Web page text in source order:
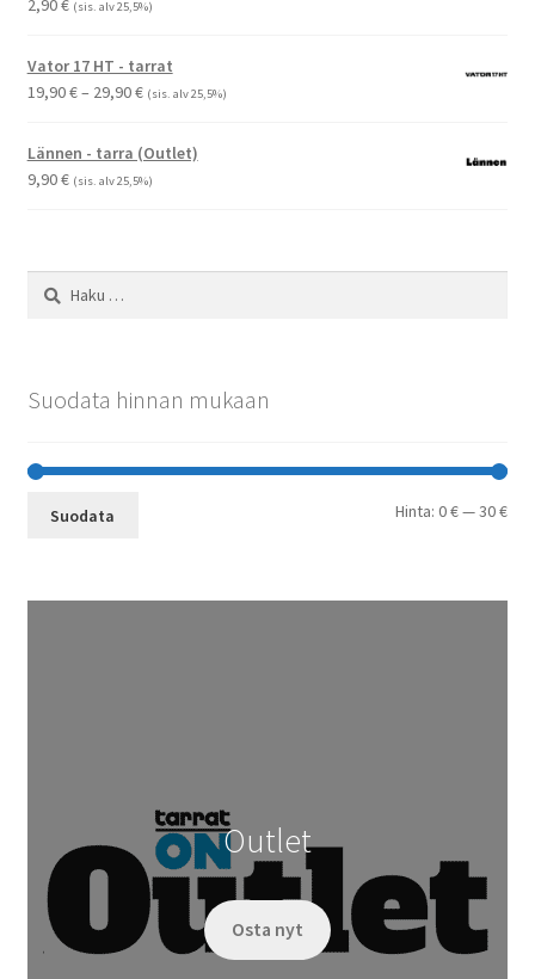
(sis. alv 25,5%)
Vator 17 HT - tarrat
19,90€– 29,90€Hintaluokka:
-
29,90 €
(sis. alv 25,5%)
Lännen - tarra (Outlet)
9,90€ (sis. alv 25,5%)
Haku:
Suodata hinnan mukaan
Suodata Hinta:0 €—30 €
Outlet
Osta nyt